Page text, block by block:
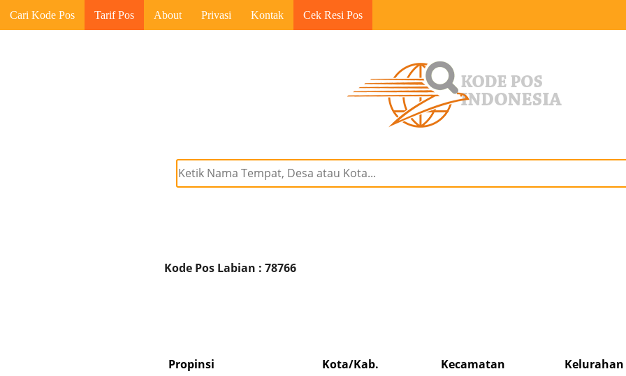
Cari Kode Pos Tarif Pos About Privasi Kontak Cek Resi Pos
Kode Pos Labian : 78766
Propinsi Kota/Kab. Kecamatan
Kelurahan